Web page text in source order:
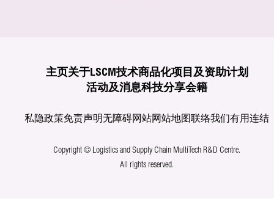
主页关于LSCM技术商品化项目及资助计划
活动及消息科技分享会籍
私隐政策免责声明无障碍网站网站地图联络我们有用连结
Copyright © Logistics and Supply Chain MultiTech R&D Centre.
All rights reserved.